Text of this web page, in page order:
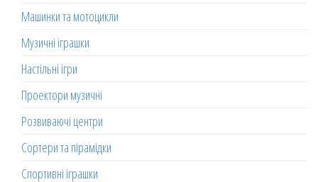
Машинки та мотоцикли
Музичні іграшки
Настільні ігри
Проектори музичні
Розвиваючі центри
Сортери та пірамідки
Спортивні іграшки